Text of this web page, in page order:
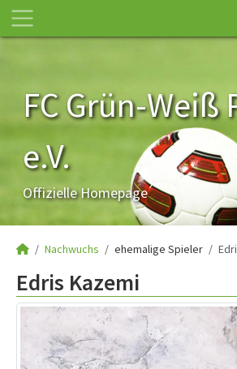
FC Grün-Weiß
e.V.
Offizielle Homepage
Nachwuchs ehemalige Spieler
Edris Kazemi